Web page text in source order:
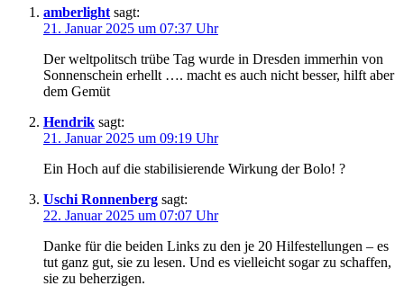
amberlight sagt:
21. Januar 2025 um 07:37 Uhr
Der weltpolitsch trübe Tag wurde in Dresden immerhin von
Sonnenschein erhellt …. macht es auch nicht besser, hilft aber
dem Gemüt
Hendrik sagt:
21. Januar 2025 um 09:19 Uhr
Ein Hoch auf die stabilisierende Wirkung der Bolo! ?
Uschi Ronnenberg sagt:
22. Januar 2025 um 07:07 Uhr
Danke für die beiden Links zu den je 20 Hilfestellungen – es
tut ganz gut, sie zu lesen. Und es vielleicht sogar zu schaffen,
sie zu beherzigen.